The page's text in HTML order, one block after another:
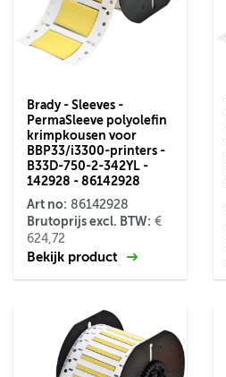
Brady - Sleeves -
PermaSleeve polyolefin
krimpkousen voor
BBP33/i3300-printers -
B33D-750-2-342YL -
142928 - 86142928
Art no: 86142928
Brutoprijs excl. BTW: €
624,72
Bekijk product